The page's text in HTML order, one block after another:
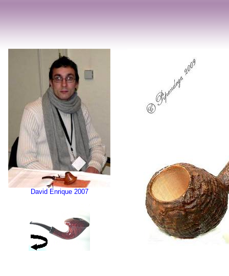
David Enrique 2007